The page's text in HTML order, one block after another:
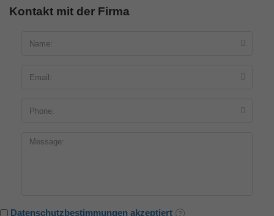
Kontakt mit der Firma
Datenschutzbestimmungen akzeptiert